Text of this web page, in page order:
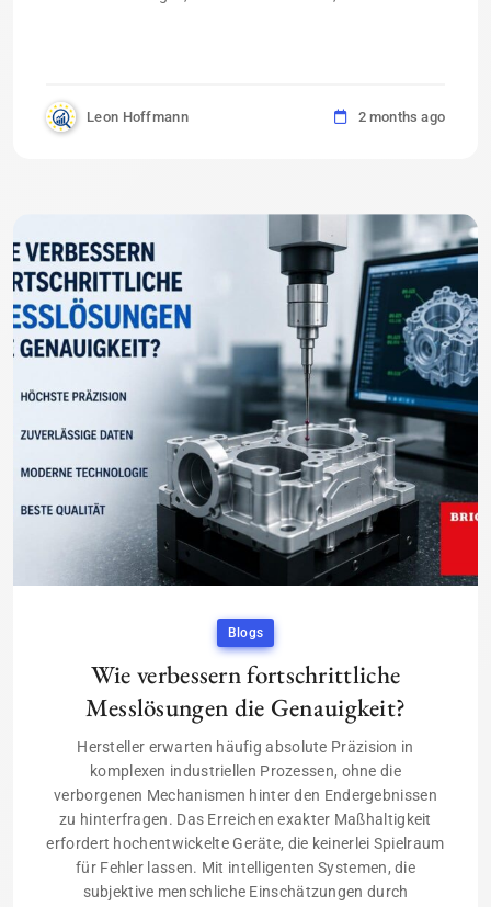
Leon Hoffmann 2 months ago
Blogs
Wie verbessern fortschrittliche
Messlösungen die Genauigkeit?
Hersteller erwarten häufig absolute Präzision in
komplexen industriellen Prozessen, ohne die
verborgenen Mechanismen hinter den Endergebnissen
zu hinterfragen. Das Erreichen exakter Maßhaltigkeit
erfordert hochentwickelte Geräte, die keinerlei Spielraum
für Fehler lassen. Mit intelligenten Systemen, die
subjektive menschliche Einschätzungen durch